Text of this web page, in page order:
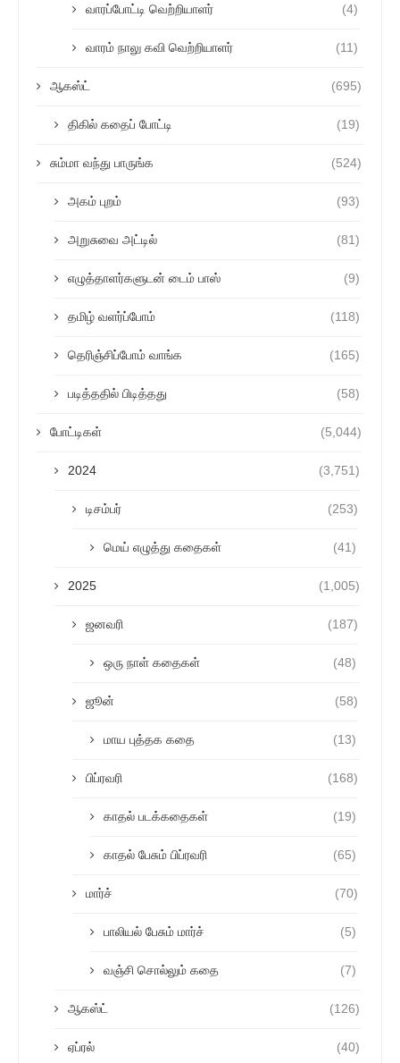
வாரப்போட்டி வெற்றியாளர் (4)
வாரம் நாலு கவி வெற்றியாளர் (11)
ஆகஸ்ட் (695)
திகில் கதைப் போட்டி (19)
சும்மா வந்து பாருங்க (524)
அகம் புறம் (93)
அறுசுவை அட்டில் (81)
எழுத்தாளர்களுடன் டைம் பாஸ் (9)
தமிழ் வளர்ப்போம் (118)
தெரிஞ்சிப்போம் வாங்க (165)
படித்ததில் பிடித்தது (58)
போட்டிகள் (5,044)
2024 (3,751)
டிசம்பர் (253)
மெய் எழுத்து கதைகள் (41)
2025 (1,005)
ஜனவரி (187)
ஒரு நாள் கதைகள் (48)
ஜூன் (58)
மாய புத்தக கதை (13)
பிப்ரவரி (168)
காதல் படக்கதைகள் (19)
காதல் பேசும் பிப்ரவரி (65)
மார்ச் (70)
பாலியல் பேசும் மார்ச் (5)
வஞ்சி சொல்லும் கதை (7)
ஆகஸ்ட் (126)
ஏப்ரல் (40)